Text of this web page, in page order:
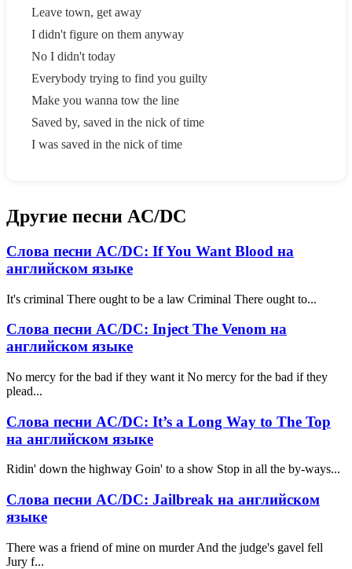
Leave town, get away
I didn't figure on them anyway
No I didn't today
Everybody trying to find you guilty
Make you wanna tow the line
Saved by, saved in the nick of time
I was saved in the nick of time
Другие песни AC/DC
Слова песни AC/DC: If You Want Blood на
английском языке
It's criminal There ought to be a law Criminal There ought to...
Слова песни AC/DC: Inject The Venom на
английском языке
No mercy for the bad if they want it No mercy for the bad if they
plead...
Слова песни AC/DC: It’s a Long Way to The Top
на английском языке
Ridin' down the highway Goin' to a show Stop in all the by-ways...
Слова песни AC/DC: Jailbreak на английском
языке
There was a friend of mine on murder And the judge's gavel fell
Jury f...